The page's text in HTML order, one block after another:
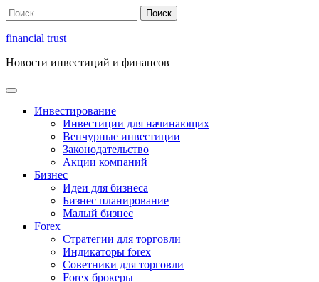
Перейти
к
содержимому
Найти:
financial trust
Новости инвестиций и финансов
Инвестирование
Инвестиции для начинающих
Венчурные инвестиции
Законодательство
Акции компаний
Бизнес
Идеи для бизнеса
Бизнес планирование
Малый бизнес
Forex
Стратегии для торговли
Индикаторы forex
Советники для торговли
Forex брокеры